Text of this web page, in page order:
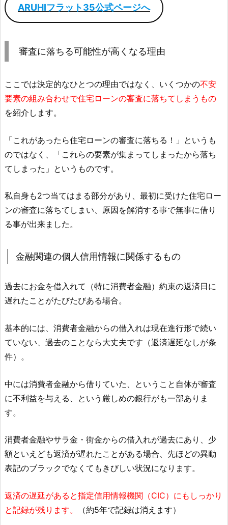
ARUHIフラット35公式ページへ
審査に落ちる可能性が高くなる理由
ここでは決定的なひとつの理由ではなく、いくつかの不安
要素の組み合わせで住宅ローンの審査に落ちてしまうもの
を紹介します。
「これがあったら住宅ローンの審査に落ちる！」というも
のではなく、「これらの要素が集まってしまったから落ち
てしまった」というものです。
私自身も2つ当てはまる部分があり、最初に受けた住宅ロー
ンの審査に落ちてしまい、原因を解消する事で無事に借り
る事が出来ました。
金融関連の個人信用情報に関係するもの
過去にお金を借入れて（特に消費者金融）約束の返済日に
遅れたことがたびたびある場合。
基本的には、消費者金融からの借入れは現在進行形で続い
ていない、過去のことなら大丈夫です（返済遅延なしが条
件）。
中には消費者金融から借りていた、ということ自体が審査
に不利益を与える、という厳しめの銀行がも一部ありま
す。
消費者金融やサラ金・街金からの借入れが過去にあり、少
額といえども返済が遅れたことがある場合、先ほどの異動
表記のブラックでなくてもきびしい状況になります。
返済の遅延があると指定信用情報機関（CIC）にもしっかり
と記録が残ります。
（約5年で記録は消えます）